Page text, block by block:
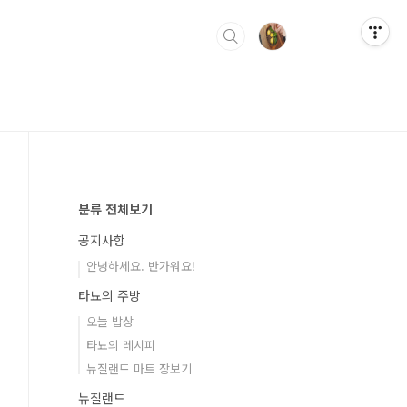
분류 전체보기
공지사항
안녕하세요. 반가워요!
타뇨의 주방
오늘 밥상
타뇨의 레시피
뉴질랜드 마트 장보기
뉴질랜드